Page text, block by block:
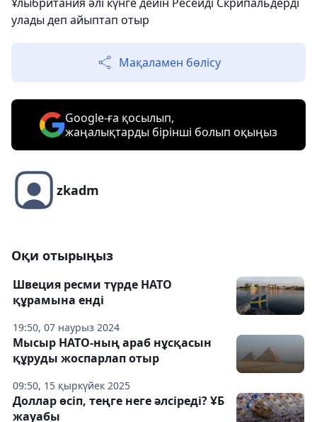
улады деп айыптап отыр
Мақаламен бөлісу
Google-ға қосылып,
жаңалықтарды бірінші болып оқыңыз
zkadm
Оқи отырыңыз
19:50, 07 наурыз 2024
Швеция ресми түрде НАТО
құрамына енді
09:50, 15 қыркүйек 2025
Мысыр НАТО-ның араб нұсқасын
құруды жоспарлап отыр
Доллар өсіп, теңге неге әлсіреді? ҰБ
жауабы